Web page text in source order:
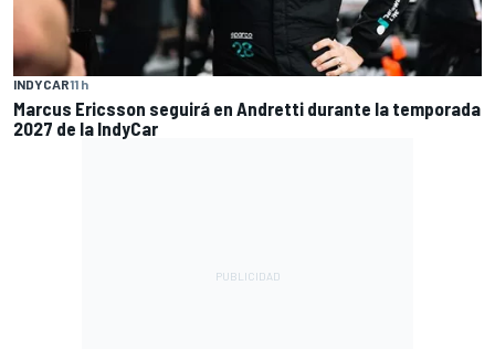
INDYCAR11 h
Marcus Ericsson seguirá en Andretti durante la temporada
2027 de la IndyCar